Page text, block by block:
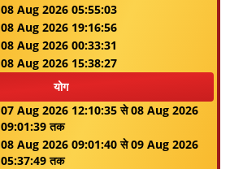
08 Aug 2026 05:55:03
08 Aug 2026 19:16:56
08 Aug 2026 00:33:31
08 Aug 2026 15:38:27
योग
07 Aug 2026 12:10:35 से 08 Aug 2026
09:01:39 तक
08 Aug 2026 09:01:40 से 09 Aug 2026
05:37:49 तक